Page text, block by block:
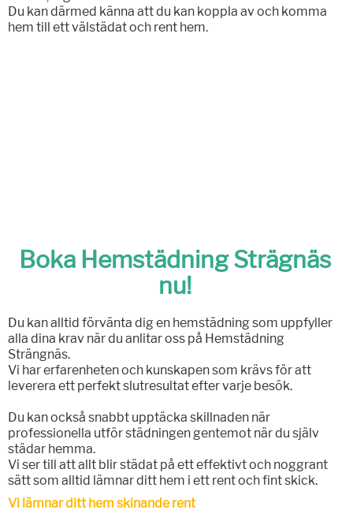
Du kan därmed känna att du kan koppla av och komma
hem till ett välstädat och rent hem.
Boka Hemstädning Strägnäs
nu!
Du kan alltid förvänta dig en hemstädning som uppfyller
alla dina krav när du anlitar oss på Hemstädning
Strängnäs.
Vi har erfarenheten och kunskapen som krävs för att
leverera ett perfekt slutresultat efter varje besök.
Du kan också snabbt upptäcka skillnaden när
professionella utför städningen gentemot när du själv
städar hemma.
Vi ser till att allt blir städat på ett effektivt och noggrant
sätt som alltid lämnar ditt hem i ett rent och fint skick.
Vi lämnar ditt hem skinande rent